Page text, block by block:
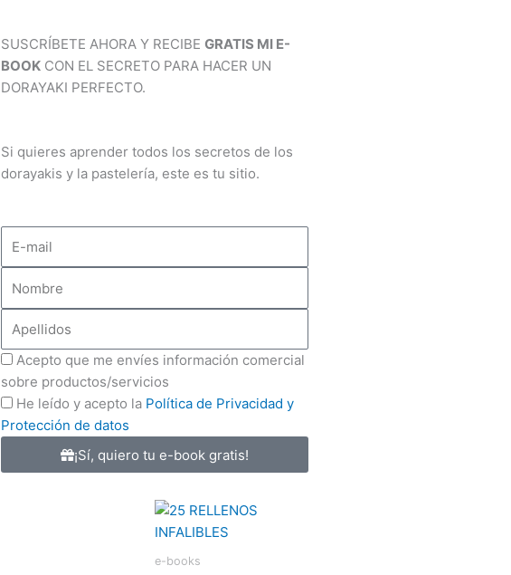
a
g
a
u
b
e
r
s
b
o
k
SUSCRÍBETE AHORA Y RECIBE GRATIS MI E-
BOOKCON EL SECRETO PARA HACER UN
DORAYAKI PERFECTO.
Si quieres aprender todos los secretos de los
dorayakis y la pastelería, este es tu sitio.
mail
Info
comercial
Acepto que me envíes información comercial
sobre productos/servicios
Política
Privacidad
He leído y acepto la Política de Privacidad y
Protección de datos
¡Sí, quiero tu e-book gratis!
e-books